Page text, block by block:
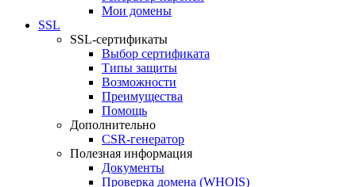
Мои домены
SSL
SSL-сертификаты
Выбор сертификата
Типы защиты
Возможности
Преимущества
Помощь
Дополнительно
CSR-генератор
Полезная информация
Документы
Проверка домена (WHOIS)